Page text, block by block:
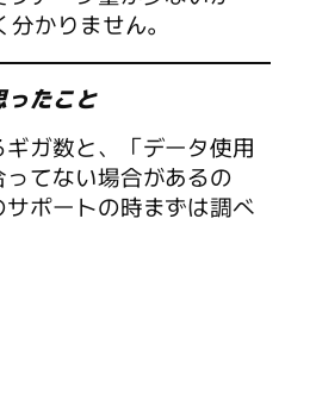
かりません。
ったこと
ガ数と、「データ使用
てない場合があるの
ポートの時まずは調べ